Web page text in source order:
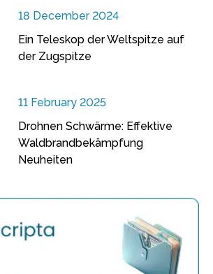
18 December 2024
Ein Teleskop der Weltspitze auf
der Zugspitze
11 February 2025
Drohnen Schwärme: Effektive
Waldbrandbekämpfung
Neuheiten